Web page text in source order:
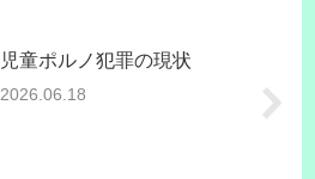
児童ポルノ犯罪の現状
2026.06.18